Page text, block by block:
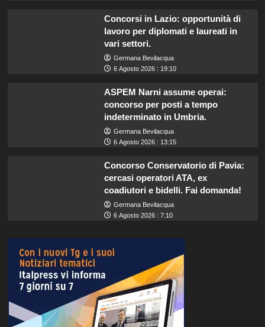
Concorsi in Lazio: opportunità di
lavoro per diplomati e laureati in
vari settori.
Germana Bevilacqua
6 Agosto 2026 : 19:10
ASPEM Narni assume operai:
concorso per posti a tempo
indeterminato in Umbria.
Germana Bevilacqua
6 Agosto 2026 : 13:15
Concorso Conservatorio di Pavia:
cercasi operatori ATA, ex
coadiutori e bidelli. Fai domanda!
Germana Bevilacqua
6 Agosto 2026 : 7:10